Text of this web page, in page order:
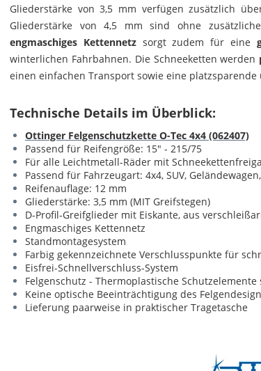
Gliederstärke von 3,5 mm verfügen zusätzlich
Gliederstärke von 4,5 mm sind ohne
engmaschiges Kettennetzsorgt zudem für eine
winterlichen Fahrbahnen. Die Schneeketten werden
einen einfachen Transport sowie eine
Technische Details im Überblick:
Ottinger Felgenschutzkette O-Tec 4x4 (062407)
Passend für Reifengröße: 15" - 215/75
Für alle Leichtmetall-Räder mit
Passend für Fahrzeugart: 4x4, SUV,
Reifenauflage: 12 mm
Gliederstärke: 3,5 mm (MIT Greifstegen)
D-Profil-Greifglieder mit Eiskante, aus
Engmaschiges Kettennetz
Standmontagesystem
Farbig gekennzeichnete Verschlusspunkte für
Eisfrei-Schnellverschluss-System
Felgenschutz - Thermoplastische
Keine optische Beeinträchtigung des
Lieferung paarweise in praktischer Tragetasche